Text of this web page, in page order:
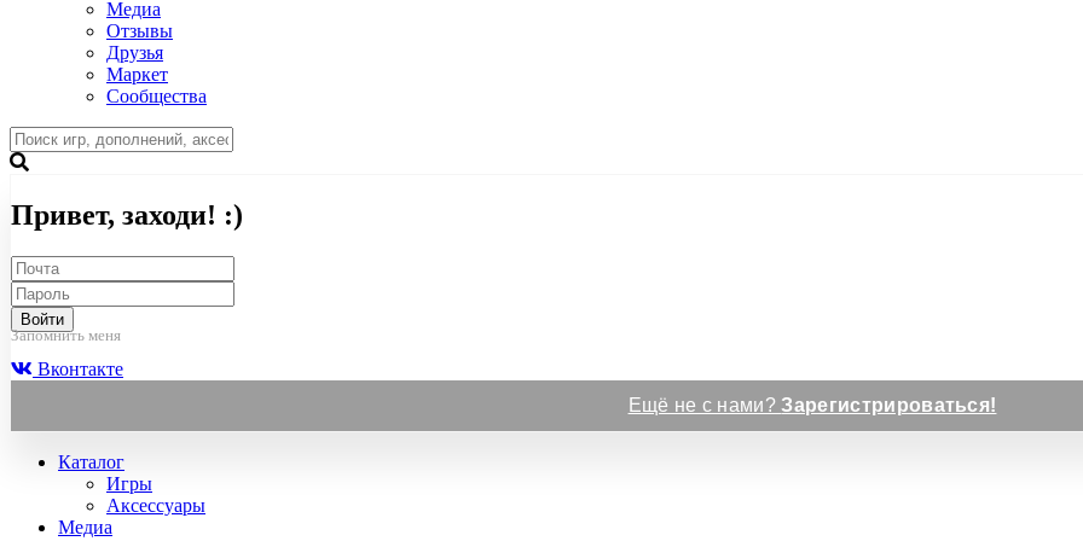
Медиа
Отзывы
Друзья
Маркет
Сообщества
Привет, заходи! :)
Войти
Запомнить меня
Вконтакте
Ещё не с нами?Зарегистрироваться!
Каталог
Игры
Аксессуары
Медиа